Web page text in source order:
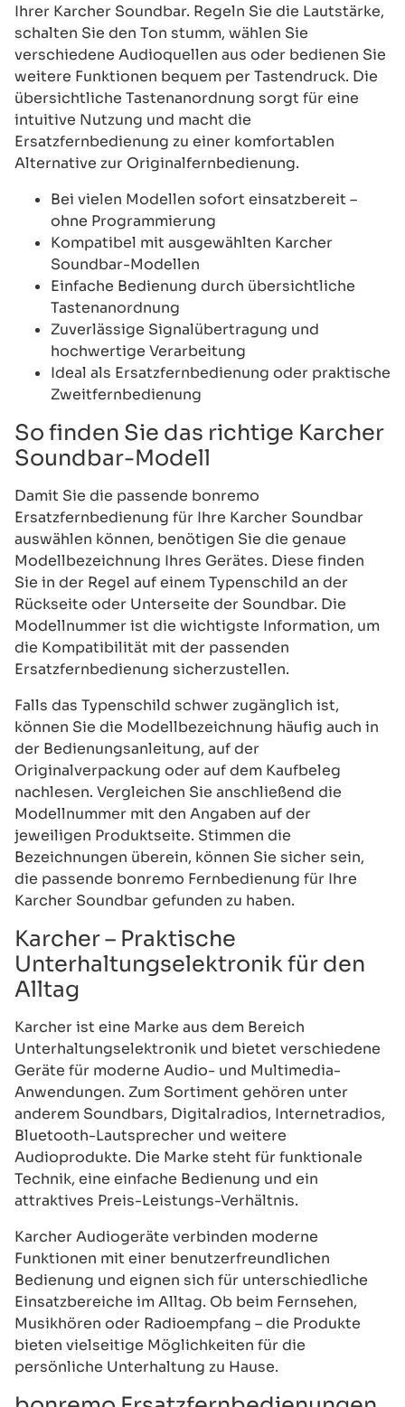
Ihrer Karcher Soundbar. Regeln Sie die Lautstärke,
schalten Sie den Ton stumm, wählen Sie
verschiedene Audioquellen aus oder bedienen Sie
weitere Funktionen bequem per Tastendruck. Die
übersichtliche Tastenanordnung sorgt für eine
intuitive Nutzung und macht die
Ersatzfernbedienung zu einer komfortablen
Alternative zur Originalfernbedienung.
Bei vielen Modellen sofort einsatzbereit –
ohne Programmierung
Kompatibel mit ausgewählten Karcher
Soundbar-Modellen
Einfache Bedienung durch übersichtliche
Tastenanordnung
Zuverlässige Signalübertragung und
hochwertige Verarbeitung
Ideal als Ersatzfernbedienung oder praktische
Zweitfernbedienung
So finden Sie das richtige Karcher
Soundbar-Modell
Damit Sie die passende bonremo
Ersatzfernbedienung für Ihre Karcher Soundbar
auswählen können, benötigen Sie die genaue
Modellbezeichnung Ihres Gerätes. Diese finden
Sie in der Regel auf einem Typenschild an der
Rückseite oder Unterseite der Soundbar. Die
Modellnummer ist die wichtigste Information, um
die Kompatibilität mit der passenden
Ersatzfernbedienung sicherzustellen.
Falls das Typenschild schwer zugänglich ist,
können Sie die Modellbezeichnung häufig auch in
der Bedienungsanleitung, auf der
Originalverpackung oder auf dem Kaufbeleg
nachlesen. Vergleichen Sie anschließend die
Modellnummer mit den Angaben auf der
jeweiligen Produktseite. Stimmen die
Bezeichnungen überein, können Sie sicher sein,
die passende bonremo Fernbedienung für Ihre
Karcher Soundbar gefunden zu haben.
Karcher – Praktische
Unterhaltungselektronik für den
Alltag
Karcher ist eine Marke aus dem Bereich
Unterhaltungselektronik und bietet verschiedene
Geräte für moderne Audio- und Multimedia-
Anwendungen. Zum Sortiment gehören unter
anderem Soundbars, Digitalradios, Internetradios,
Bluetooth-Lautsprecher und weitere
Audioprodukte. Die Marke steht für funktionale
Technik, eine einfache Bedienung und ein
attraktives Preis-Leistungs-Verhältnis.
Karcher Audiogeräte verbinden moderne
Funktionen mit einer benutzerfreundlichen
Bedienung und eignen sich für unterschiedliche
Einsatzbereiche im Alltag. Ob beim Fernsehen,
Musikhören oder Radioempfang – die Produkte
bieten vielseitige Möglichkeiten für die
persönliche Unterhaltung zu Hause.